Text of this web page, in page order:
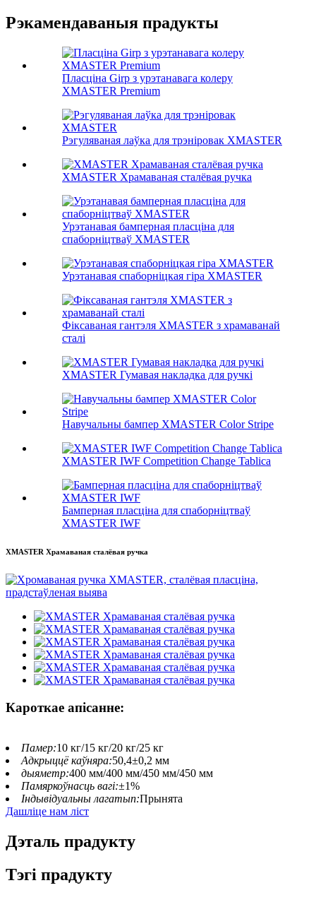
Рэкамендаваныя прадукты
Пласціна Girp з урэтанавага колеру
XMASTER Premium
Рэгуляваная лаўка для трэніровак XMASTER
XMASTER Храмаваная сталёвая ручка
Урэтанавая бамперная пласціна для
спаборніцтваў XMASTER
Урэтанавая спаборніцкая гіра XMASTER
Фіксаваная гантэля XMASTER з храмаванай
сталі
XMASTER Гумавая накладка для ручкі
Навучальны бампер XMASTER Color Stripe
XMASTER IWF Competition Change Tablica
Бамперная пласціна для спаборніцтваў
XMASTER IWF
XMASTER Храмаваная сталёвая ручка
Кароткае апісанне:
Памер:10 кг/15 кг/20 кг/25 кг
Адкрыццё каўняра:50,4±0,2 мм
дыяметр:400 мм/400 мм/450 мм/450 мм
Памяркоўнасць вагі:±1%
Індывідуальны лагатып:Прынята
Дашліце нам ліст
Дэталь прадукту
Тэгі прадукту